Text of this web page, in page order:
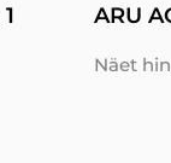
ARU
Näet